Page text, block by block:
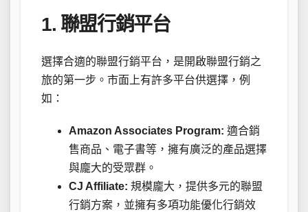
1. 聯盟行銷平台
選擇合適的聯盟行銷平台，是開啟聯盟行銷之
旅的第一步。市面上有許多平台供選擇，例
如：
Amazon Associates Program: 適合銷
售商品、電子書等，擁有廣泛的產品選擇
與龐大的受眾群。
CJ Affiliate: 規模龐大，提供多元的聯盟
行銷方案，並擁有多項功能優化行銷效